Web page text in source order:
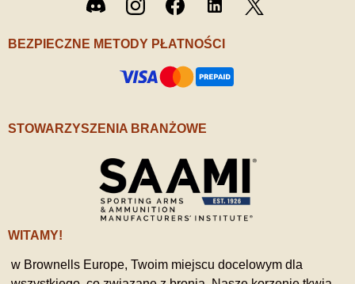
Discord Instagram Facebook LinkedIn
BEZPIECZNE METODY PŁATNOŚCI
STOWARZYSZENIA BRANŻOWE
WITAMY!
w Brownells Europe, Twoim miejscu docelowym dla